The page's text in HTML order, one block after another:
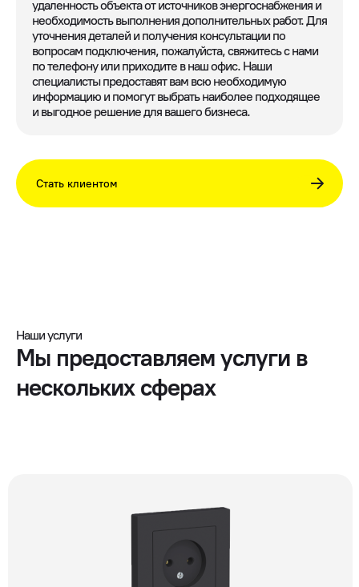
удаленность объекта от источников энергоснабжения и
необходимость выполнения дополнительных работ. Для
уточнения деталей и получения консультации по
вопросам подключения, пожалуйста, свяжитесь с нами
по телефону или приходите в наш офис. Наши
специалисты предоставят вам всю необходимую
информацию и помогут выбрать наиболее подходящее
и выгодное решение для вашего бизнеса.
Стать клиентом
Наши услуги
Мы предоставляем услуги в
нескольких сферах